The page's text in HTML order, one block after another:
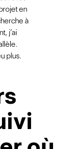
en
à
j’ai
plus.